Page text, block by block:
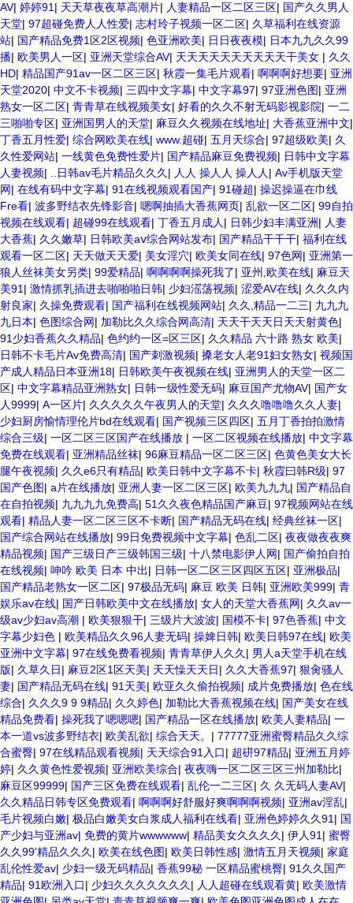
AV| 婷婷91 | 天天草夜夜草高潮片| 人妻精品一区二区三区| 国产久久男人
天堂| 97超碰免费人人性爱| 志村玲子视频一区二区| 久草福利在线资源
站| 国产精品免费1区2区视频| 色亚洲欧美| 日日夜夜模| 日本九九久久99
播| 欧美男人一区| 亚洲天堂综合AV| 天天天天天天天天天天干美女 | 久久
HD| 精品国产91av一区二区三区| 秋霞一集毛片观看| 啊啊啊好想要| 亚洲
天堂2020| 中文不卡视频| 三四中文字幕| 中文字幕97| 97亚洲色图| 亚洲
熟女一区二区| 青青草在线视频美女| 好看的久久不射无码影视影院| 一二
三啪啪专区| 亚洲国男人的天堂| 麻豆久久视频在线地址| 大香蕉亚洲中文|
丁香五月性爱| 综合网欧美在线| www.超碰| 五月天综合| 97超级欧美| 久
久性爱网站| 一线黄色免费性爱片| 国产精品麻豆免费视频| 日韩中文字幕
人妻视频| ..日韩av毛片精品久久久 | 人人 操人人 操人人 | Av手机版天堂
网| 在线有码中文字幕| 91在线视频观看国产| 91碰超| 操迟操逼在巾线
Fre看| 波多野结衣先锋影音| 嗯啊抽插大香蕉网页| 乱欲一区二区| 99自拍
视频在线观看| 超碰99在线观看| 丁香五月成人 | 日韩少妇丰满亚洲| 人妻
大香蕉| 久久嫩草| 日韩欧美aⅴ综合网站发布| 国产精品干干干| 福利在线
观看一区二区| 天天做天天爱| 美女淫穴| 欧美女同在线| 97色网| 亚洲第一
狼人丝袜美女另类| 99爱精品| 啊啊啊啊操死我了| 亚州,欧美在线| 麻豆天
美91 | 激情抓乳插进去啪啪啪日韩| 少妇滛荡视频| 涩爱AV在线| 久久久内
射良家| 久操免费观看| 国产福利在线视频网站| 久久,精品一二三| 九九九
九日本| 色图综合网| 加勒比久久综合网高清| 天天干天天日天天射黄色|
91少妇香蕉久久精品| 色约约一区=区三区| 久久精品 六十路 熟女 欧美|
日韩不卡毛片Av免费高清| 国产刺激视频| 搡老女人老91妇女熟女| 视频国
产成人精品日本亚洲18| 日韩欧美午夜视频在线| 亚洲男人的天堂一区二
区| 中文字幕精品亚洲熟女| 日韩一级性爱无码| 麻豆国产尤物AV| 国产女
人9999| A一区片| 久久久久久午夜男人的天堂| 久久久噜噜噜久久人妻|
少妇厨房愉情理伦片bd在线观看| 国产视频三区四区| 五月丁香拍拍激情
综合三级| 一区二区三区国产在线播放 | 一区二区视频在线播放| 中文字幕
免费在线观看| 亚洲精品丝袜| 96麻豆精品一区二区三区| 色黄色美女大长
腿午夜视频| 久久e6只有精品| 欧美日韩中文字幕不卡| 秋霞曰韩R级| 97
国产色图| a片在线播放| 亚洲人妻一区二区三区| 欧美九九九| 国产精品自
在自拍视频| 九九九九免费高| 51久久夜色精品国产麻豆| 97视频网站在线
观看| 精品人妻一区二区三区不卡断| 国产精品无码在线| 经典丝袜一区|
国产综合网站在线播放| 99日免费视频中文字幕| 色乱二区| 夜夜做夜夜爽
精品视频| 国产三级日产三级韩国三级| 十八禁电影伊人网| 国产偷拍自拍
在线视频| 呻吟 欧美 日本 中出| 日韩一区二区三区四区五区| 亚洲极品|
国产精品老熟女一区二区| 97极品无码| 麻豆 欧美 日韩| 亚洲欧美999| 青
娱乐av在线| 国产日韩欧美中文在线播放| 女人的天堂大香蕉网| 久久av一
级av少妇av高潮 | 欧美狠狠干| 三级片大波波| 国模不卡| 97色香蕉| 中文
字幕少妇色 | 欧美精品久久96人妻无码| 操婢日韩| 欧美日韩97在线| 欧美
亚洲中文字幕| 97在线免费看视频| 青青草伊人久久 | 男人a天堂手机在线
版| 久草久日| 麻豆2区1区天美| 天天懆天天日| 久久大香蕉97| 狠肏骚人
妻| 国产精品无码在线| 91天美| 欧亚久久偷拍视频| 成片免费播放| 色在线
综合| 久久久9 9 9精品| 久久婷色| 加勒比大香蕉视频在线| 国产美女在线
精品免费看| 操死我了嗯嗯嗯| 国产精品一区在线播放| 欧美人妻精品| 一
本一道vs波多野结衣| 欧美乱欲| 综合天天。 | 77777亚洲蜜臀精品久久综
合蜜臀| 97在线精品观看视频| 天天综合91入口| 超硑97精品| 亚洲五月婷
婷| 久久黄色性爱视频| 亚洲欧美综合| 夜夜嗨一区二区三区三州加勒比|
麻豆区99999| 国产三区免费在线观看| 乱伦一二三区| 久 久无码人妻AV|
久久精品日韩专区免费观看| 啊啊啊好舒服好爽啊啊啊视频| 亚洲av淫乱|
毛片视频白嫩| 极品白嫩美女白浆成人福利在线看| 亚洲色婷婷久久91 | 国
产少妇与亚洲av| 免费的黄片wwwwww| 精品美女久久久久 | 伊人91 | 蜜臀
久久99'精品久久久 | 欧美在线色图| 欧美日韩性感| 激情五月天视频| 家庭
乱伦性爱av| 少妇一级无码精品| 香蕉99秘 一区精品蜜桃臀| 91久久国产
精品| 91欧洲入口| 少妇久久久久久久久 | 人人超碰在线观看黄| 欧美激情